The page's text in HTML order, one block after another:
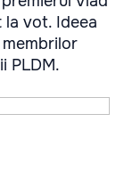
vot. Ideea
PLDM.